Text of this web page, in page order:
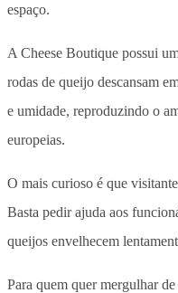
espaço.
A Cheese Boutique possui
rodas de queijo descansam
e umidade, reproduzindo o
europeias.
O mais curioso é que
Basta pedir ajuda aos
queijos envelhecem
Para quem quer mergulhar